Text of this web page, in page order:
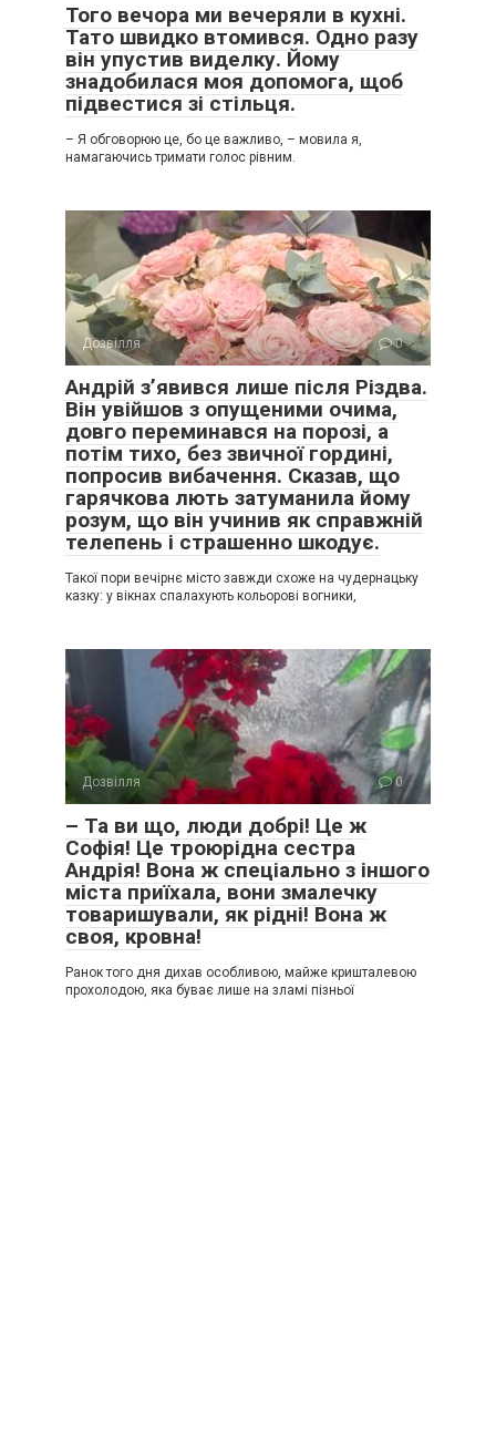
Того вечора ми вечеряли в кухні.
Тато швидко втомився. Одно разу
він упустив виделку. Йому
знадобилася моя допомога, щоб
підвестися зі стільця.
– Я обговорюю це, бо це важливо, – мовила я,
намагаючись тримати голос рівним.
Дозвілля 0
Андрій з’явився лише після Різдва.
Він увійшов з опущеними очима,
довго переминався на порозі, а
потім тихо, без звичної гордині,
попросив вибачення. Сказав, що
гарячкова лють затуманила йому
розум, що він учинив як справжній
телепень і страшенно шкодує.
Такої пори вечірнє місто завжди схоже на чудернацьку
казку: у вікнах спалахують кольорові вогники,
Дозвілля 0
– Та ви що, люди добрі! Це ж
Софія! Це троюрідна сестра
Андрія! Вона ж спеціально з іншого
міста приїхала, вони змалечку
товаришували, як рідні! Вона ж
своя, кровна!
Ранок того дня дихав особливою, майже кришталевою
прохолодою, яка буває лише на зламі пізньої